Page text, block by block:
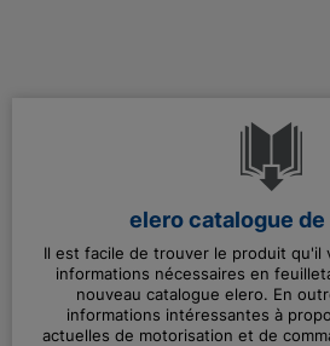
elero catalogue
Il est facile de trouver le produit
informations nécessaires en
nouveau catalogue elero. En
informations intéressantes à
actuelles de motorisation et de